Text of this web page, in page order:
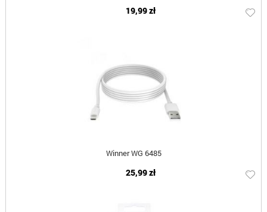
19,99 zł
Winner WG 6485
25,99 zł